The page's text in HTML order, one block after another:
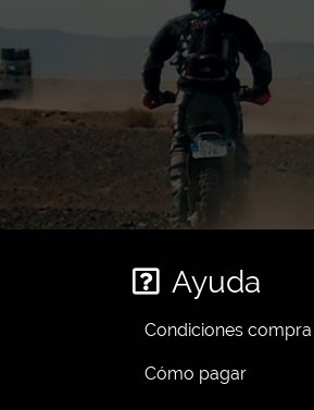
Ayuda
Condiciones compra
Cómo pagar